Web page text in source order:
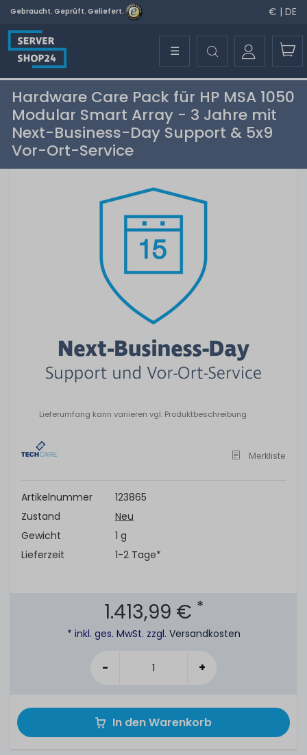
Gebraucht. Geprüft. Geliefert. € | DE
☰
Hardware Care Pack für HP MSA 1050
Modular Smart Array - 3 Jahre mit
Next-Business-Day Support & 5x9
Vor-Ort-Service
Lieferumfang kann variieren vgl. Produktbeschreibung
Merkliste
Artikelnummer
123865
Zustand
Neu
Gewicht
1 g
Lieferzeit
1-2 Tage*
1.413,99 € *
* inkl. ges. MwSt. zzgl. Versandkosten
- +
In den Warenkorb